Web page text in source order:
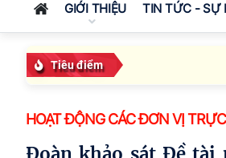
GIỚI THIỆU TIN TỨC - SỰ
Tiêu điểm
HOẠT ĐỘNG CÁC ĐƠN VỊ